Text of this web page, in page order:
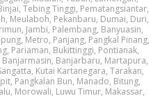
Tebing Tinggi, Pematangsiantar,
Meulaboh, Pekanbaru, Dumai, Duri,
Jambi, Palembang, Banyuasin,
Metro, Panjang, Pangkal Pinang,
Pariaman, Bukittinggi, Pontianak,
Banjarbaru, Martapura,
Kutai Kartanegara, Tarakan,
Pangkalan Bun, Manado, Bitung,
Morowali, Luwu Timur, Makassar,